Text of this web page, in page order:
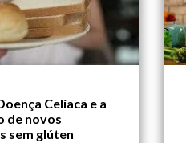
Celíaca e a
de novos
sem glúten